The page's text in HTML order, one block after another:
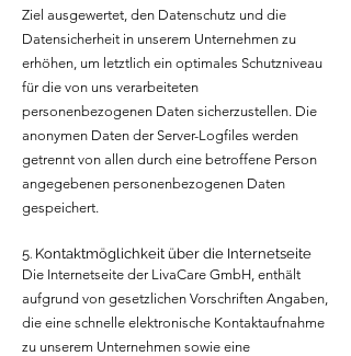
Ziel ausgewertet, den Datenschutz und die
Datensicherheit in unserem Unternehmen zu
erhöhen, um letztlich ein optimales Schutzniveau
für die von uns verarbeiteten
personenbezogenen Daten sicherzustellen. Die
anonymen Daten der Server-Logfiles werden
getrennt von allen durch eine betroffene Person
angegebenen personenbezogenen Daten
gespeichert.
5. Kontaktmöglichkeit über die Internetseite
Die Internetseite der LivaCare GmbH, enthält
aufgrund von gesetzlichen Vorschriften Angaben,
die eine schnelle elektronische Kontaktaufnahme
zu unserem Unternehmen sowie eine